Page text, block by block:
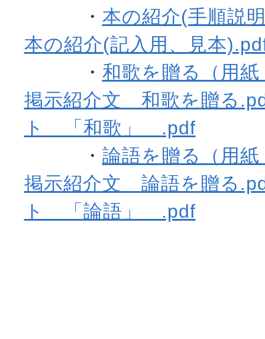
・ 本の紹介(手順説
本の紹介(記入用、見本
・ 和歌を贈る（用
掲示紹介文 和歌を贈る
ト 「和歌」 .pdf
・ 論語を贈る（用
掲示紹介文 論語を贈る
ト 「論語」 .pdf